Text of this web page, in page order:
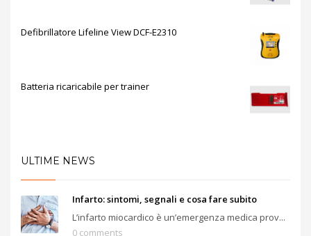
Defibrillatore Lifeline View DCF-E2310
Batteria ricaricabile per trainer
ULTIME NEWS
Infarto: sintomi, segnali e cosa fare subito
L’infarto miocardico è un’emergenza medica prov...
0 comments